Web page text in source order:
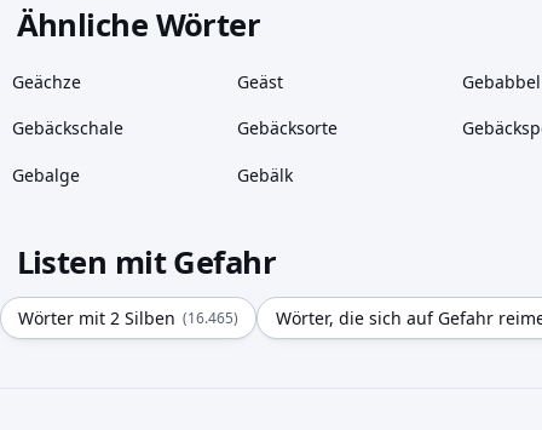
Ähnliche Wörter
Geächze Geäst Gebabbel
Gebäckschale Gebäcksorte
Gebalge Gebälk
Listen mit Gefahr
Wörter mit 2 Silben (16.465) Wörter, die sich auf Gefahr